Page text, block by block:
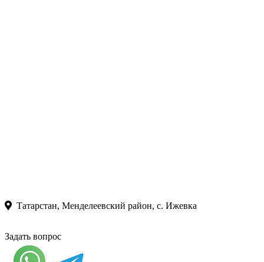
Татарстан, Менделеевский район, с. Ижевка
Задать вопрос